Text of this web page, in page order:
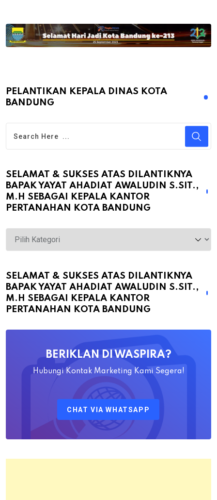
PELANTIKAN KEPALA DINAS KOTA
BANDUNG
SELAMAT & SUKSES ATAS DILANTIKNYA
BAPAK YAYAT AHADIAT AWALUDIN S.SIT.,
M.H SEBAGAI KEPALA KANTOR
PERTANAHAN KOTA BANDUNG
Selamat
&
atas
Dilantiknya
Bapak
Ahadiat
Pertanahan
Kota
SELAMAT & SUKSES ATAS DILANTIKNYA
BAPAK YAYAT AHADIAT AWALUDIN S.SIT.,
M.H SEBAGAI KEPALA KANTOR
PERTANAHAN KOTA BANDUNG
BERIKLAN DI WASPIRA?
Hubungi Kontak Marketing Kami Segera!
CHAT VIA WHATSAPP